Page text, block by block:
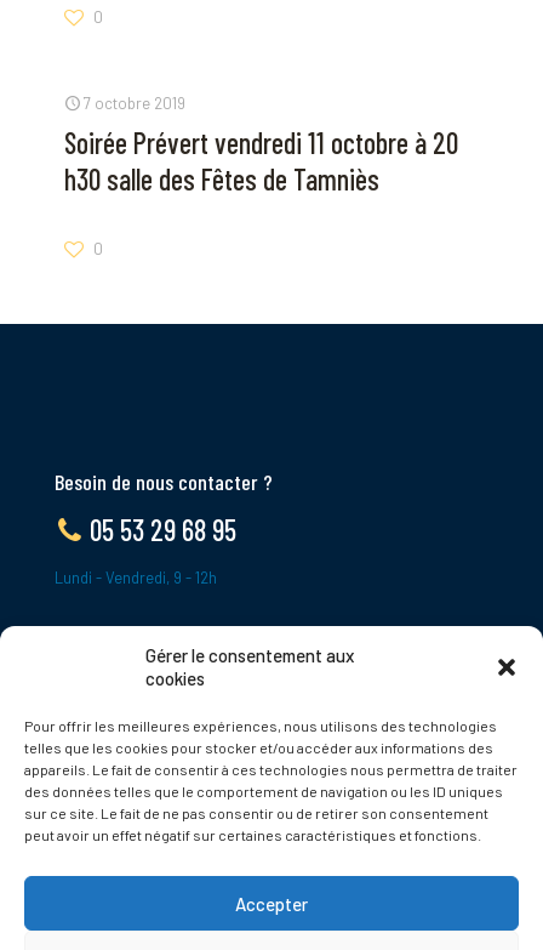
Gérer le consentement aux
cookies
Pour offrir les meilleures expériences, nous utilisons des technologies
telles que les cookies pour stocker et/ou accéder aux informations des
appareils. Le fait de consentir à ces technologies nous permettra de traiter
des données telles que le comportement de navigation ou les ID uniques
sur ce site. Le fait de ne pas consentir ou de retirer son consentement
peut avoir un effet négatif sur certaines caractéristiques et fonctions.
Accepter
0
7 octobre 2019
Soirée Prévert vendredi 11 octobre à 20
h30 salle des Fêtes de Tamniès
0
Besoin de nous contacter ?
05 53 29 68 95
Lundi - Vendredi, 9 - 12h
24620 Tamniès
France
Politique de cookies